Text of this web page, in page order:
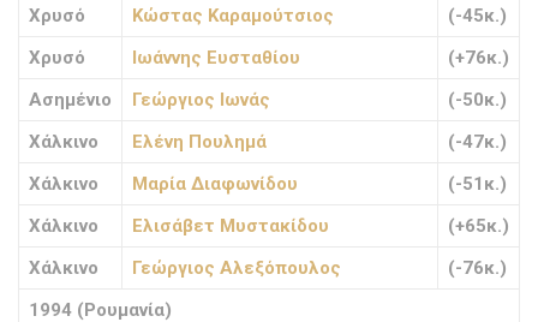
Χρυσό
Κώστας Καραμούτσιος
(-45κ.)
Χρυσό
Ιωάννης Ευσταθίου
(+76κ.)
Ασημένιο
Γεώργιος Ιωνάς
(-50κ.)
Χάλκινο
Ελένη Πουλημά
(-47κ.)
Χάλκινο
Μαρία Διαφωνίδου
(-51κ.)
Χάλκινο
Ελισάβετ Μυστακίδου
(+65κ.)
Χάλκινο
Γεώργιος Αλεξόπουλος
(-76κ.)
1994 (Ρουμανία)